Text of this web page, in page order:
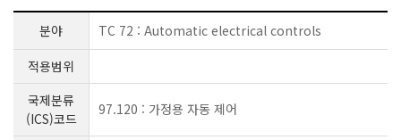
분야
TC 72 : Automatic electrical controls
적용범위
국제분류
(ICS)코드
97.120 : 가정용 자동 제어